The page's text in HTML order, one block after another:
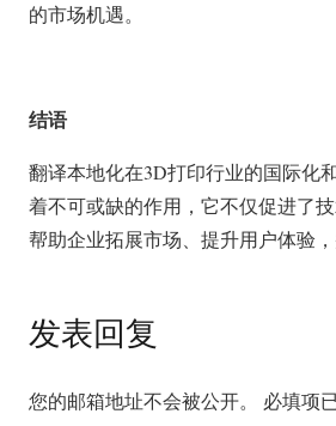
的市场机遇。
结语
翻译本地化在3D打印行业的国际化
着不可或缺的作用，它不仅促进了
帮助企业拓展市场、提升用户体验，
发表回复
您的邮箱地址不会被公开。 必填项